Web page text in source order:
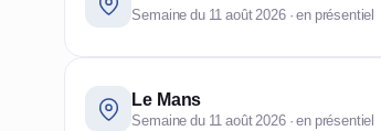
Semaine du 11 août 2026 · en présentiel
Le Mans
Semaine du 11 août 2026 · en présentiel